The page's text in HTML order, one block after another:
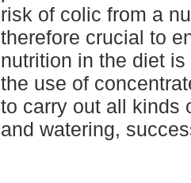
risk of colic from a
therefore crucial to
nutrition in the diet
the use of
to carry out all kinds
and watering,